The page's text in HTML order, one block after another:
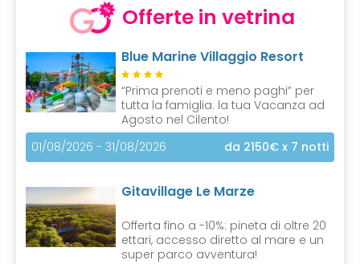
e
t
Offerte in vetrina
Blue Marine Villaggio Resort
“Prima prenoti e meno paghi” per
tutta la famiglia: la tua Vacanza ad
Agosto nel Cilento!
01/08/2026 - 31/08/2026
da 2150€ x 7 notti
Gitavillage Le Marze
Offerta fino a -10%: pineta di oltre 20
ettari, accesso diretto al mare e un
super parco avventura!